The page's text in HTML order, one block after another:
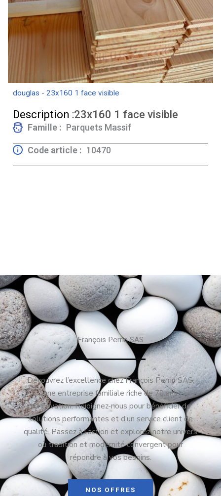
douglas - 23x160 1 face visible
Description :23x160 1 face visible
Famille : Parquets Massif
Code article : 10470
François Perrin SAS
Découvrez l’excellence chez François Perrin SAS,
une entreprise familiale riche de 70 ans
d’innovation. Rejoignez-nous pour bénéficier de
solutions performantes et d’un service client de
qualité. Passez à l’action et explorez notre univers
où tradition et modernité convergent pour
répondre à vos besoins.
NOS OFFRES